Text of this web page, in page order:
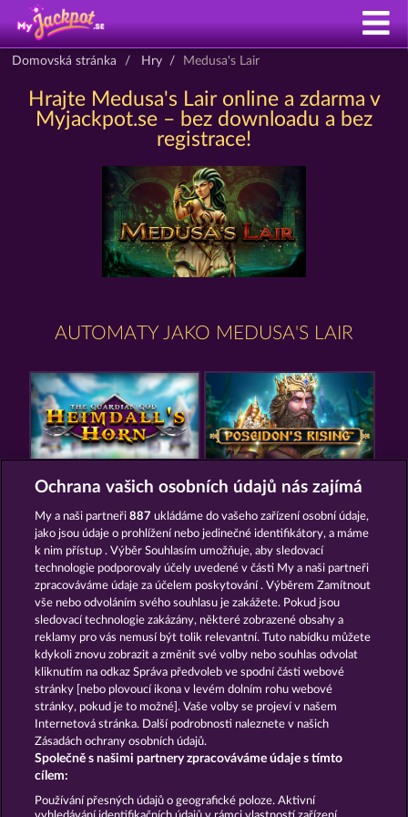
Domovská stránka Hry Medusa's Lair
Hrajte Medusa's Lair online a zdarma v
Myjackpot.se – bez downloadu a bez
registrace!
AUTOMATY JAKO MEDUSA'S LAIR
POSEIDON'S RISING
DEMI GODS V
Podmínky Prohlášení o ochraně údajů
Kontakt Společnost Časté dotazy
Partnerský program Facebook
Podat Žádost o Odstoupení
Ochrana vašich osobních údajů nás zajímá
My a naši partneři887 ukládáme do vašeho zařízení osobní údaje,
jako jsou údaje o prohlížení nebo jedinečné identifikátory, a máme
k nim přístup . Výběr Souhlasím umožňuje, aby sledovací
technologie podporovaly účely uvedené v části My a naši partneři
zpracováváme údaje za účelem poskytování . Výběrem Zamítnout
vše nebo odvoláním svého souhlasu je zakážete. Pokud jsou
sledovací technologie zakázány, některé zobrazené obsahy a
reklamy pro vás nemusí být tolik relevantní. Tuto nabídku můžete
kdykoli znovu zobrazit a změnit své volby nebo souhlas odvolat
kliknutím na odkaz Správa předvoleb ve spodní části webové
stránky [nebo plovoucí ikona v levém dolním rohu webové
stránky, pokud je to možné]. Vaše volby se projeví v našem
Internetová stránka. Další podrobnosti naleznete v našich
Zásadách ochrany osobních údajů.
Společně s našimi partnery zpracováváme údaje s tímto
cílem:
Používání přesných údajů o geografické poloze. Aktivní